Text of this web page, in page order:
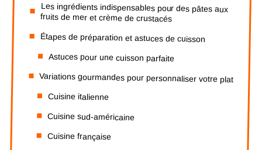
Les ingrédients indispensables pour des pâtes aux
fruits de mer et crème de crustacés
Étapes de préparation et astuces de cuisson
Astuces pour une cuisson parfaite
Variations gourmandes pour personnaliser votre plat
Cuisine italienne
Cuisine sud-américaine
Cuisine française